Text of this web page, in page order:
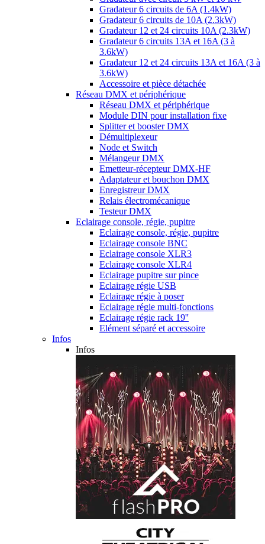
Gradateur 6 circuits de 6A (1.4kW)
Gradateur 6 circuits de 10A (2.3kW)
Gradateur 12 et 24 circuits 10A (2.3kW)
Gradateur 6 circuits 13A et 16A (3 à
3.6kW)
Gradateur 12 et 24 circuits 13A et 16A (3 à
3.6kW)
Accessoire et pièce détachée
Réseau DMX et périphérique
Réseau DMX et périphérique
Module DIN pour installation fixe
Splitter et booster DMX
Démultiplexeur
Node et Switch
Mélangeur DMX
Emetteur-récepteur DMX-HF
Adaptateur et bouchon DMX
Enregistreur DMX
Relais électromécanique
Testeur DMX
Eclairage console, régie, pupitre
Eclairage console, régie, pupitre
Eclairage console BNC
Eclairage console XLR3
Eclairage console XLR4
Eclairage pupitre sur pince
Eclairage régie USB
Eclairage régie à poser
Eclairage régie multi-fonctions
Eclairage régie rack 19''
Elément séparé et accessoire
Infos
Infos